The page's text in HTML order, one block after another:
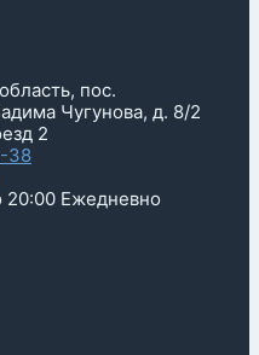
пос.
Чугунова, д. 8/2
2
38
20:00 Ежедневно